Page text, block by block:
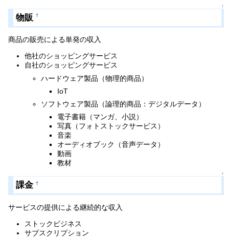
↑
物販 †
商品の販売による単発の収入
他社のショッピングサービス
自社のショッピングサービス
ハードウェア製品（物理的商品）
IoT
ソフトウェア製品（論理的商品：デジタルデータ）
電子書籍（マンガ、小説）
写真（フォトストックサービス）
音楽
オーディオブック（音声データ）
動画
教材
↑
課金 †
サービスの提供による継続的な収入
ストックビジネス
サブスクリプション